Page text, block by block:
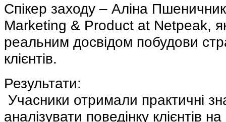
Спікер заходу – Аліна
Marketing & Product at Netpeak,
реальним досвідом побудови
клієнтів.
Результати:
Учасники отримали практичні
аналізувати поведінку клієнтів